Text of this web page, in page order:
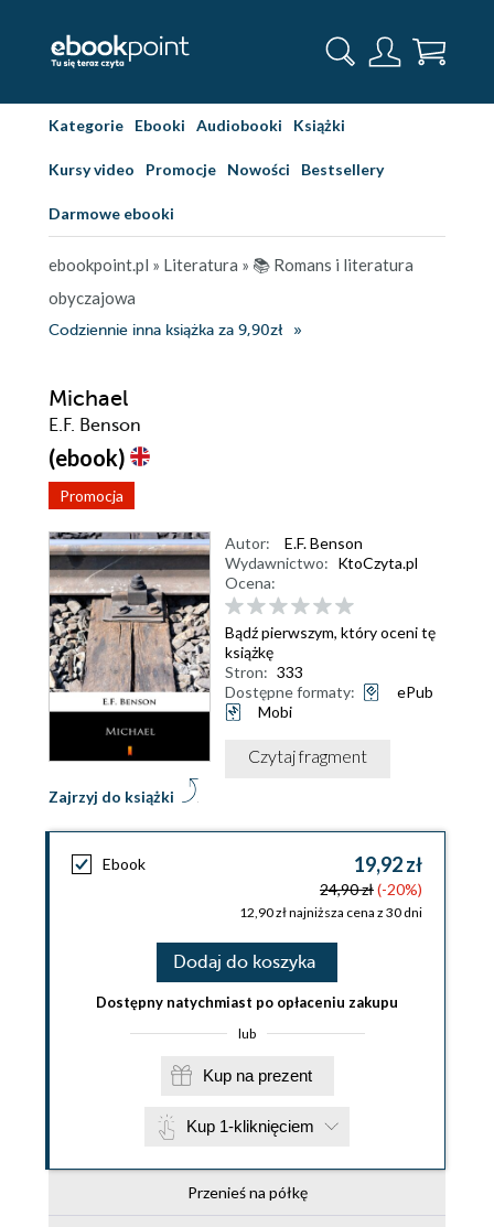
Kategorie Ebooki Audiobooki Książki
Kursy video Promocje Nowości Bestsellery
Darmowe ebooki
ebookpoint.pl » Literatura » 📚 Romans i literatura
obyczajowa
Codziennie inna książka za 9,90zł
Michael
E.F. Benson
(ebook)
Promocja
Zajrzyj do książki
Autor:
E.F. Benson
Wydawnictwo: KtoCzyta.pl
Ocena:
Bądź pierwszym, który oceni tę
książkę
Stron: 333
Dostępne formaty:
ePub
Mobi
Czytaj fragment
Ebook 19,92 zł
24,90 zł(-20%)
12,90 zł najniższa cena z 30 dni
Dodaj do koszyka
Dostępny natychmiast po opłaceniu zakupu
lub
Kup na prezent
Kup 1-kliknięciem
Przenieś na półkę